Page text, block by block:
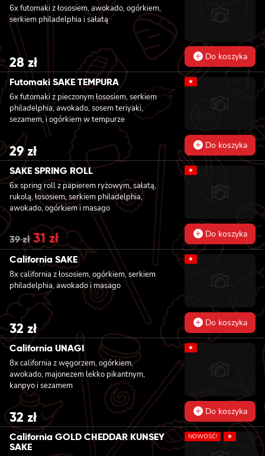
6x futomaki z łososiem, awokado, ogórkiem,
serkiem philadelphia i sałatą
28zł Do koszyka
Futomaki SAKE TEMPURA
6x futomaki z pieczonym łososiem, serkiem
philadelphia, awokado, sosem teriyaki,
sezamem, i ogórkiem w tempurze
★
29zł Do koszyka
SAKE SPRING ROLL
6x spring roll z papierem ryżowym, sałatą,
rukolą, łososiem, serkiem philadelphia,
awokado, ogórkiem i masago
★
39zł Original
price
was:
39 zł.
31 zł Current
price
is:
31 zł.
Do koszyka
California SAKE
8x california z łososiem, ogórkiem, serkiem
philadelphia, awokado i masago
★
32 zł Do koszyka
California UNAGI
8x california z węgorzem, ogórkiem,
awokado, majonezem lekko pikantnym,
kanpyo i sezamem
★
32 zł Do koszyka
California GOLD CHEDDAR KUNSEY
SAKE
NOWOŚĆ! ★